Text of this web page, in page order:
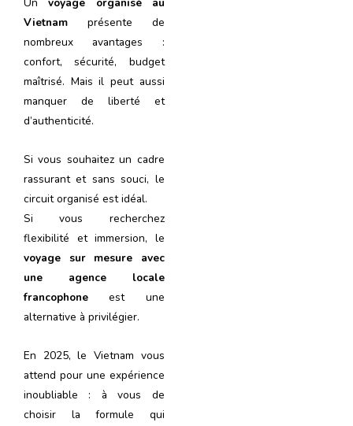
Vietnam présente de
nombreux avantages :
confort, sécurité, budget
maîtrisé. Mais il peut aussi
manquer de liberté et
d’authenticité.
Si vous souhaitez un cadre
rassurant et sans souci, le
circuit organisé est idéal.
Si vous recherchez
flexibilité et immersion, le
voyage sur mesure avec
une agence locale
francophone est une
alternative à privilégier.
En 2025, le Vietnam vous
attend pour une expérience
inoubliable : à vous de
choisir la formule qui